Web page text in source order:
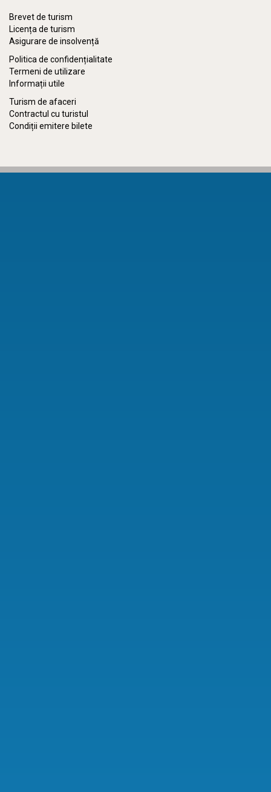
Brevet de turism
Licența de turism
Asigurare de insolvență
Politica de confidențialitate
Termeni de utilizare
Informații utile
Turism de afaceri
Contractul cu turistul
Condiții emitere bilete